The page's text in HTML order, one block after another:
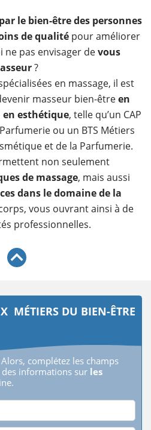
le bien-être des personnes
de qualité pour améliorer
pas envisager devous
?
en massage, il est
masseur bien-êtreen
esthétique, telle qu’un CAP
ou un BTS Métiers
et de la Parfumerie.
non seulement
de massage, mais aussi
dans le domaine de la
vous ouvrant ainsi à de
professionnelles.
MÉTIERS DU BIEN-ÊTRE
Alors, complétez les champs
informations sur les